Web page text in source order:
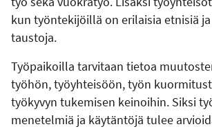
kun työntekijöillä on erilaisia etnisiä
taustoja.
Työpaikoilla tarvitaan tietoa
työhön, työyhteisöön, työn
työkyvyn tukemisen keinoihin. Siksi
menetelmiä ja käytäntöjä tulee